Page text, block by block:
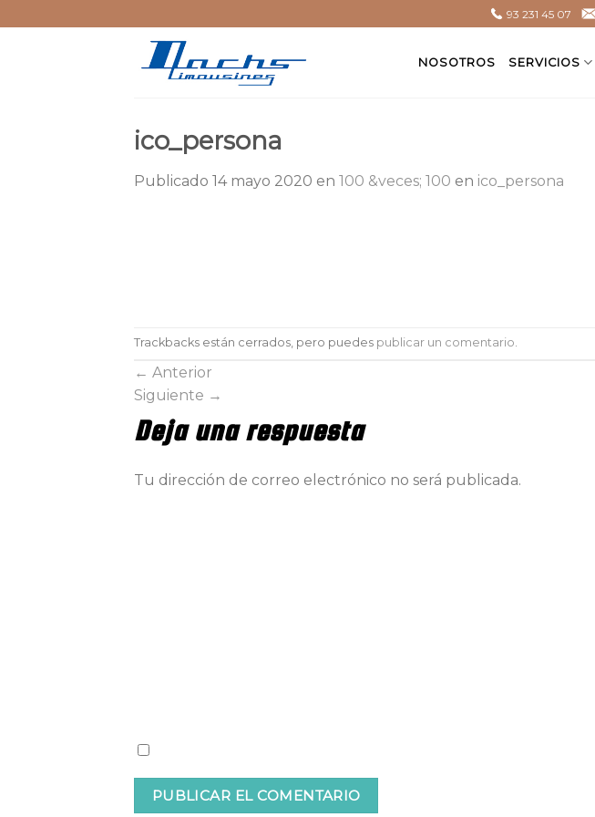
93 231 45 07
NOSOTROS SERVICIOS
ico_persona
Publicado 14 mayo 2020 en 100 &veces; 100 en ico_persona
Trackbacks están cerrados, pero puedes publicar un comentario
← Anterior
Siguiente →
Deja una respuesta
Tu dirección de correo electrónico no será publicada.